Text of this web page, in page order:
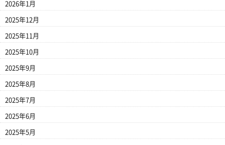
2026年1月
2025年12月
2025年11月
2025年10月
2025年9月
2025年8月
2025年7月
2025年6月
2025年5月